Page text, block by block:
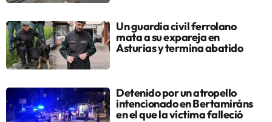
Un guardia civil ferrolano
mata a su expareja en
Asturias y termina abatido
Detenido por un atropello
intencionado en Bertamiráns
en el que la víctima falleció